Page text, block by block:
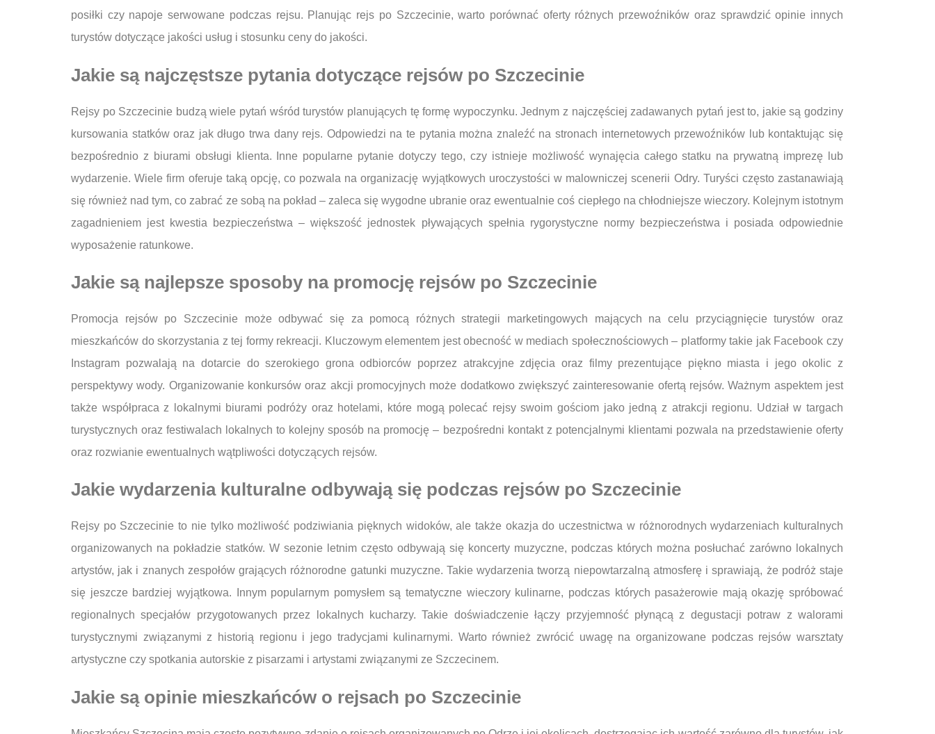
posiłki czy napoje serwowane podczas rejsu. Planując rejs po Szczecinie, warto porównać oferty różnych przewoźników oraz sprawdzić opinie innych
turystów dotyczące jakości usług i stosunku ceny do jakości.
Jakie są najczęstsze pytania dotyczące rejsów po Szczecinie
Rejsy po Szczecinie budzą wiele pytań wśród turystów planujących tę formę wypoczynku. Jednym z najczęściej zadawanych pytań jest to, jakie są godziny
kursowania statków oraz jak długo trwa dany rejs. Odpowiedzi na te pytania można znaleźć na stronach internetowych przewoźników lub kontaktując się
bezpośrednio z biurami obsługi klienta. Inne popularne pytanie dotyczy tego, czy istnieje możliwość wynajęcia całego statku na prywatną imprezę lub
wydarzenie. Wiele firm oferuje taką opcję, co pozwala na organizację wyjątkowych uroczystości w malowniczej scenerii Odry. Turyści często zastanawiają
się również nad tym, co zabrać ze sobą na pokład – zaleca się wygodne ubranie oraz ewentualnie coś ciepłego na chłodniejsze wieczory. Kolejnym istotnym
zagadnieniem jest kwestia bezpieczeństwa – większość jednostek pływających spełnia rygorystyczne normy bezpieczeństwa i posiada odpowiednie
wyposażenie ratunkowe.
Jakie są najlepsze sposoby na promocję rejsów po Szczecinie
Promocja rejsów po Szczecinie może odbywać się za pomocą różnych strategii marketingowych mających na celu przyciągnięcie turystów oraz
mieszkańców do skorzystania z tej formy rekreacji. Kluczowym elementem jest obecność w mediach społecznościowych – platformy takie jak Facebook czy
Instagram pozwalają na dotarcie do szerokiego grona odbiorców poprzez atrakcyjne zdjęcia oraz filmy prezentujące piękno miasta i jego okolic z
perspektywy wody. Organizowanie konkursów oraz akcji promocyjnych może dodatkowo zwiększyć zainteresowanie ofertą rejsów. Ważnym aspektem jest
także współpraca z lokalnymi biurami podróży oraz hotelami, które mogą polecać rejsy swoim gościom jako jedną z atrakcji regionu. Udział w targach
turystycznych oraz festiwalach lokalnych to kolejny sposób na promocję – bezpośredni kontakt z potencjalnymi klientami pozwala na przedstawienie oferty
oraz rozwianie ewentualnych wątpliwości dotyczących rejsów.
Jakie wydarzenia kulturalne odbywają się podczas rejsów po Szczecinie
Rejsy po Szczecinie to nie tylko możliwość podziwiania pięknych widoków, ale także okazja do uczestnictwa w różnorodnych wydarzeniach kulturalnych
organizowanych na pokładzie statków. W sezonie letnim często odbywają się koncerty muzyczne, podczas których można posłuchać zarówno lokalnych
artystów, jak i znanych zespołów grających różnorodne gatunki muzyczne. Takie wydarzenia tworzą niepowtarzalną atmosferę i sprawiają, że podróż staje
się jeszcze bardziej wyjątkowa. Innym popularnym pomysłem są tematyczne wieczory kulinarne, podczas których pasażerowie mają okazję spróbować
regionalnych specjałów przygotowanych przez lokalnych kucharzy. Takie doświadczenie łączy przyjemność płynącą z degustacji potraw z walorami
turystycznymi związanymi z historią regionu i jego tradycjami kulinarnymi. Warto również zwrócić uwagę na organizowane podczas rejsów warsztaty
artystyczne czy spotkania autorskie z pisarzami i artystami związanymi ze Szczecinem.
Jakie są opinie mieszkańców o rejsach po Szczecinie